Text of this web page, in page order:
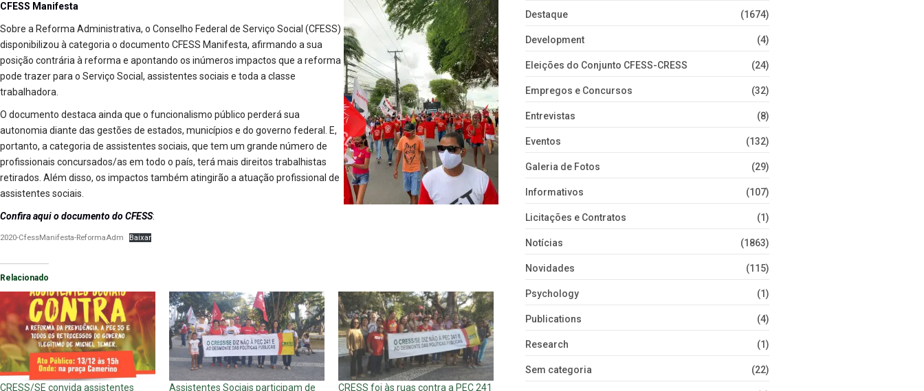
CFESS Manifesta
Sobre a Reforma Administrativa, o Conselho Federal de Serviço Social (CFESS)
disponibilizou à categoria o documento CFESS Manifesta, afirmando a sua
posição contrária à reforma e apontando os inúmeros impactos que a reforma
pode trazer para o Serviço Social, assistentes sociais e toda a classe
trabalhadora.
O documento destaca ainda que o funcionalismo público perderá sua
autonomia diante das gestões de estados, municípios e do governo federal. E,
portanto, a categoria de assistentes sociais, que tem um grande número de
profissionais concursados/as em todo o país, terá mais direitos trabalhistas
retirados. Além disso, os impactos também atingirão a atuação profissional de
assistentes sociais.
Confira aqui o documento do CFESS:
2020-CfessManifesta-ReformaAdm Baixar
Relacionado
CRESS/SE convida assistentes Assistentes Sociais participam de CRESS foi às ruas contra a PEC 241
Destaque (1674)
Development (4)
Eleições do Conjunto CFESS-CRESS (24)
Empregos e Concursos (32)
Entrevistas (8)
Eventos (132)
Galeria de Fotos (29)
Informativos (107)
Licitações e Contratos (1)
Notícias (1863)
Novidades (115)
Psychology (1)
Publications (4)
Research (1)
Sem categoria (22)